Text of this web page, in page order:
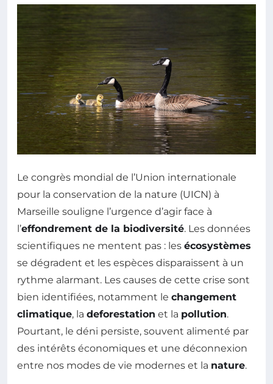
Le congrès mondial de l’Union internationale
pour la conservation de la nature (UICN) à
Marseille souligne l’urgence d’agir face à
l’effondrement de la biodiversité. Les données
scientifiques ne mentent pas : les écosystèmes
se dégradent et les espèces disparaissent à un
rythme alarmant. Les causes de cette crise sont
bien identifiées, notamment le changement
climatique, la deforestation et la pollution.
Pourtant, le déni persiste, souvent alimenté par
des intérêts économiques et une déconnexion
entre nos modes de vie modernes et la nature.